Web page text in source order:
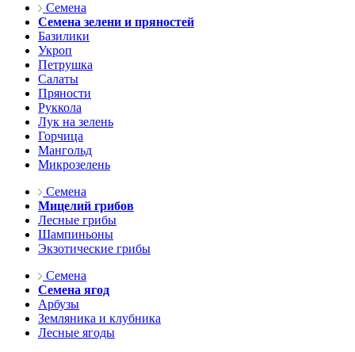
Семена
Семена зелени и пряностей
Базилики
Укроп
Петрушка
Салаты
Пряности
Руккола
Лук на зелень
Горчица
Мангольд
Микрозелень
Семена
Мицелий грибов
Лесные грибы
Шампиньоны
Экзотические грибы
Семена
Семена ягод
Арбузы
Земляника и клубника
Лесные ягоды